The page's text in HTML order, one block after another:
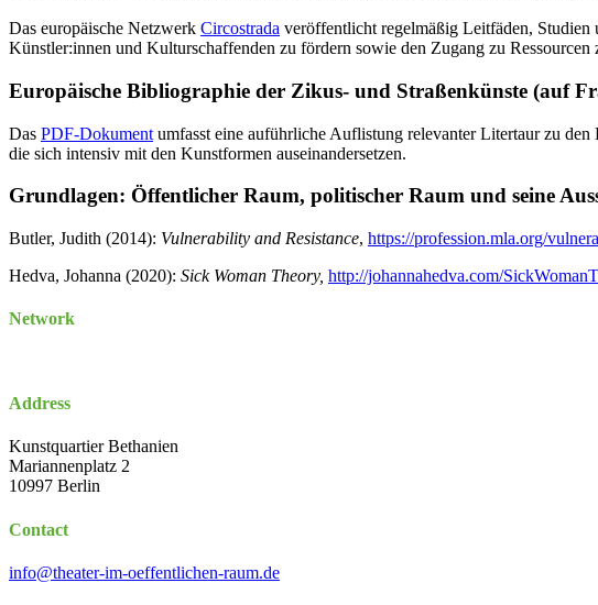
Das europäische Netzwerk Circostrada veröffentlicht regelmäßig Leitfäden,
Künstler:innen und Kulturschaffenden zu fördern sowie den Zugang zu
Europäische Bibliographie der Zikus- und Straßenkünste (auf
Das PDF-Dokument umfasst eine auführliche Auflistung relevanter Litertaur zu
die sich intensiv mit den Kunstformen auseinandersetzen.
Grundlagen: Öffentlicher Raum, politischer Raum und seine
Butler, Judith (2014): Vulnerability and Resistance, https://profession.mla.org/
Hedva, Johanna (2020): Sick Woman Theory, http://johannahedva.com/
Network
Address
Kunstquartier Bethanien
Mariannenplatz 2
10997 Berlin
Contact
info@theater-im-oeffentlichen-raum.de